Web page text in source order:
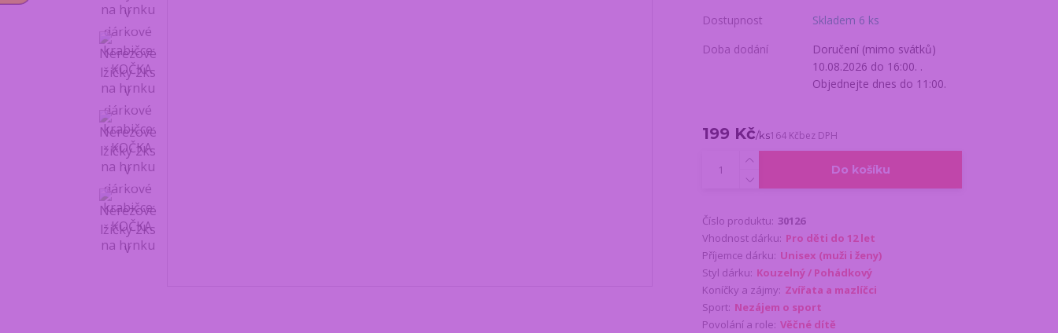
Dostupnost
Skladem 6 ks
Doba dodání
Doručení (mimo svátků)
10.08.2026 do 16:00. .
Objednejte dnes do 11:00.
199 Kč/ks164 Kčbez DPH
Do košíku
Číslo produktu: 30126
Vhodnost dárku: Pro děti do 12 let
Příjemce dárku: Unisex (muži i ženy)
Styl dárku: Kouzelný / Pohádkový
Koníčky a zájmy: Zvířata a mazlíčci
Sport: Nezájem o sport
Povolání a role: Věčné dítě